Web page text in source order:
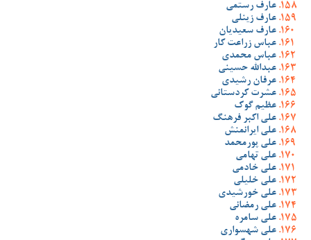
عارف رستمی
عارف زینلی
عارف سعیدیان
عباس زراعت کار
عباس محمدی
عبدالله حسینی
عرفان رشیدی
عشرت کردستانی
عظیم گوک
علی اکبر فرهنگ
علی ایرانمنش
علی پورمحمد
علی تهامی
علی خادمی
علی خلیلی
علی خورشیدی
علی رمضانی
علی سامره
علی شهسواری